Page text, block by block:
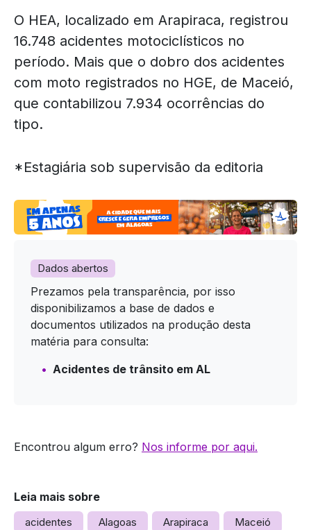
O HEA, localizado em Arapiraca, registrou
16.748 acidentes motociclísticos no
período. Mais que o dobro dos acidentes
com moto registrados no HGE, de Maceió,
que contabilizou 7.934 ocorrências do
tipo.
*Estagiária sob supervisão da editoria
Dados abertos
Prezamos pela transparência, por isso
disponibilizamos a base de dados e
documentos utilizados na produção desta
matéria para consulta:
Acidentes de trânsito em AL
Encontrou algum erro? Nos informe por aqui.
Leia mais sobre
acidentes Alagoas Arapiraca Maceió